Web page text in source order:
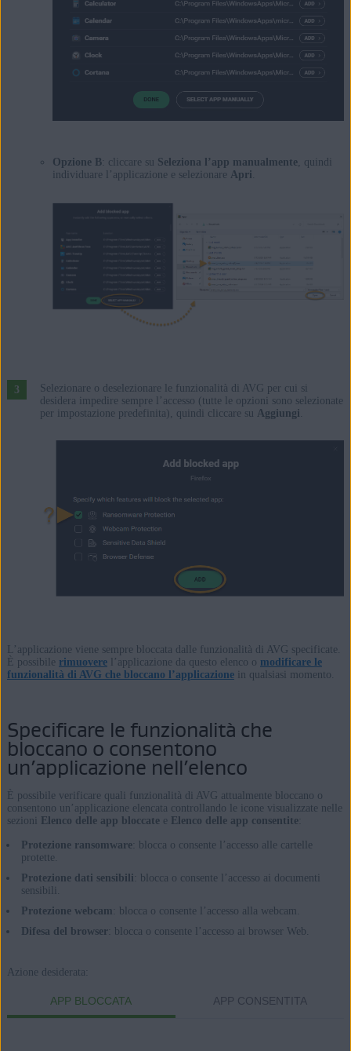
Opzione B: cliccare su Seleziona l’app manualmente, quindi
individuare l’applicazione e selezionare Apri
Selezionare o deselezionare le funzionalità di AVG per cui si
desidera impedire sempre l’accesso (tutte le opzioni sono selezionate
per impostazione predefinita), quindi cliccare su Aggiungi
L’applicazione viene sempre bloccata dalle funzionalità di AVG specificate.
È possibile rimuoverel’applicazione da questo elenco o modificare le
funzionalità di AVG che bloccano l’applicazionein qualsiasi momento.
Specificare le funzionalità che
bloccano o consentono
un’applicazione nell’elenco
È possibile verificare quali funzionalità di AVG attualmente bloccano o
consentono un’applicazione elencata controllando le icone visualizzate nelle
sezioni Elenco delle app bloccatee Elenco delle app consentite:
Protezione ransomware: blocca o consente l’accesso alle cartelle
protette.
Protezione dati sensibili : blocca o consente l’accesso ai documenti
sensibili.
Protezione webcam : blocca o consente l’accesso alla webcam.
Difesa del browser: blocca o consente l’accesso ai browser Web.
Azione desiderata:
APP BLOCCATA APP CONSENTITA